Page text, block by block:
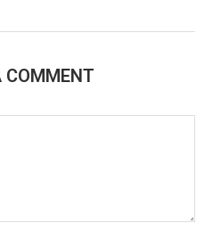
COMMENT